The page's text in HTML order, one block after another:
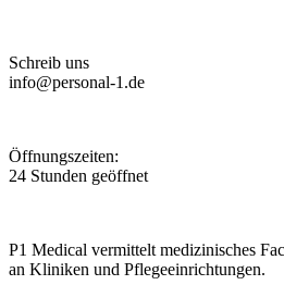
Schreib uns
info@personal-1.de
Öffnungszeiten:
24 Stunden geöffnet
P1 Medical vermittelt medizinisches
an Kliniken und Pflegeeinrichtungen.